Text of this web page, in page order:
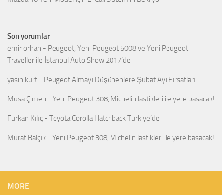
Son yorumlar
emir orhan - Peugeot, Yeni Peugeot 5008 ve Yeni Peugeot
Traveller ile İstanbul Auto Show 2017’de
yasin kurt - Peugeot Almayı Düşünenlere Şubat Ayı Fırsatları
Musa Çimen - Yeni Peugeot 308, Michelin lastikleri ile yere basacak!
Furkan Kılıç - Toyota Corolla Hatchback Türkiye’de
Murat Balçık - Yeni Peugeot 308, Michelin lastikleri ile yere basacak!
MORE